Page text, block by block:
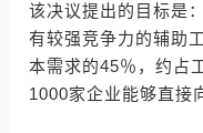
该决议提出的目标是
有较强竞争力的辅助
本需求的45％，约占
1000家企业能够直接